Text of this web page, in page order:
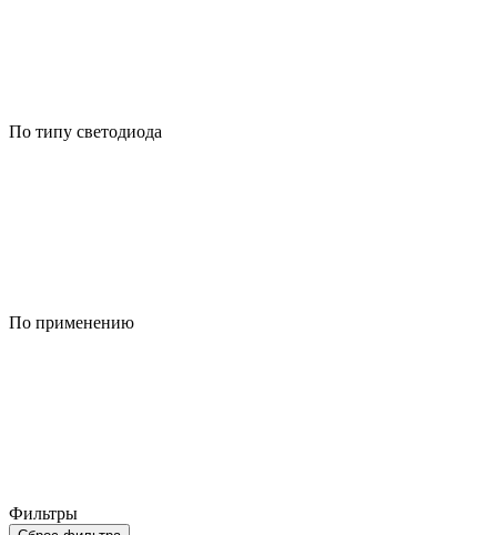
По типу светодиода
По применению
Фильтры